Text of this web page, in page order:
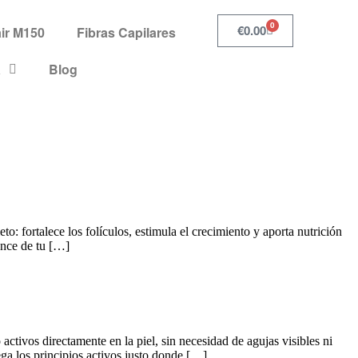
M150
Fibras Capilares
Blog
€0.00 0
fortalece los folículos, estimula el crecimiento y aporta nutrición
de tu […]
directamente en la piel, sin necesidad de agujas visibles ni
los principios activos justo donde […]